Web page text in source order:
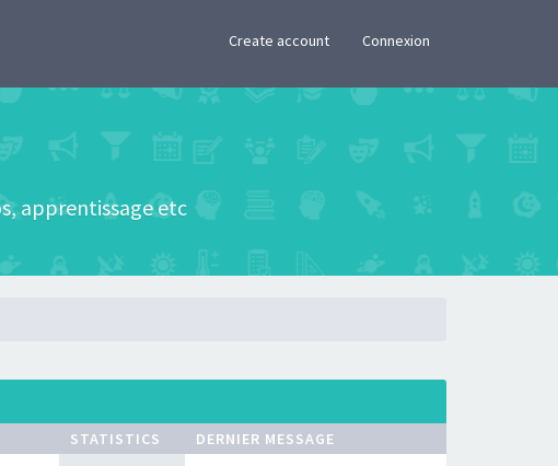
Create account Connexion
apprentissage etc
STATISTICS DERNIER MESSAGE